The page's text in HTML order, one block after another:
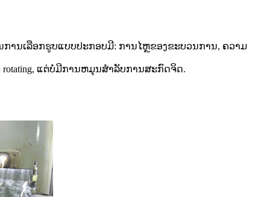
ານເລືອກຮູບແບບປະກອບມີ: ການໄຫຼຂອງຂະບວນການ, ຄວາມ
ແຕ່ບໍ່ມີການຫມຸນສໍາລັບການສະກົດຈິດ.